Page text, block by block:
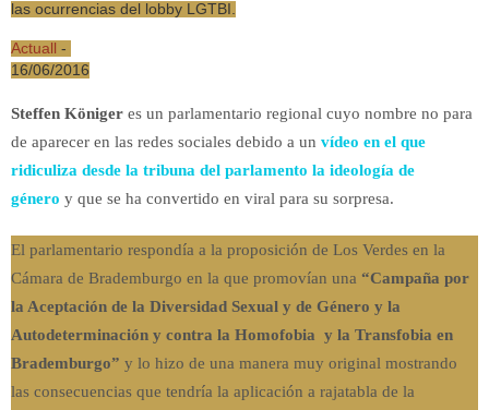
las ocurrencias del lobby LGTBI.
Actuall
-
16/06/2016
Steffen Königer es un parlamentario regional cuyo nombre no para
de aparecer en las redes sociales debido a un vídeo en el que
ridiculiza desde la tribuna del parlamento la ideología de
género y que se ha convertido en viral para su sorpresa.
El parlamentario respondía a la proposición de Los Verdes en la
Cámara de Brademburgo en la que promovían una “Campaña por
la Aceptación de la Diversidad Sexual y de Género y la
Autodeterminación y contra la Homofobia y la Transfobia en
Brademburgo” y lo hizo de una manera muy original mostrando
las consecuencias que tendría la aplicación a rajatabla de la